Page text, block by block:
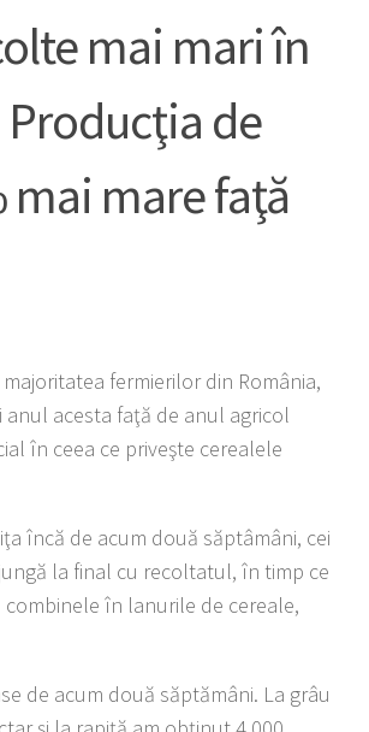
mai mari în
de
mai mare faţă
fermierilor din România,
acesta faţă de anul agricol
în ceea ce pri­veş­te cerealele
încă de acum două săp­tâmâni, cei
la final cu recoltatul, în timp ce
în lanurile de cereale,
de acum două săptă­mâni. La grâu